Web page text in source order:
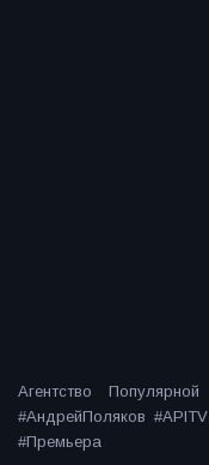
Агентство
#АндрейПоляков
#Премьера